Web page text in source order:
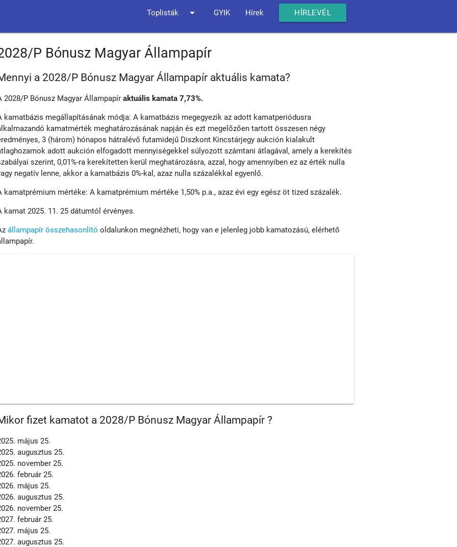
Toplisták arrow_drop_down GYIK Hírek HÍRLEVÉL
P Bónusz Magyar Állampapír
a 2028/P Bónusz Magyar Állampapír aktuális kamata?
2028/P Bónusz Magyar Állampapíraktuális kamata 7,73%.
kamatbázis megállapításának módja: A kamatbázis megegyezik az adott kamatperiódusra
kamatmérték meghatározásának napján és ezt megelőzően tartott összesen négy
3 (három) hónapos hátralévő futamidejű Diszkont Kincstárjegy aukción kialakult
adott aukción elfogadott mennyiségekkel súlyozott számtani átlagával, amely a kerekítés
szerint, 0,01%-ra kerekítetten kerül meghatározásra, azzal, hogy amennyiben ez az érték nulla
negatív lenne, akkor a kamatbázis 0%-kal, azaz nulla százalékkal egyenlő.
kamatprémium mértéke: A kamatprémium mértéke 1,50% p.a., azaz évi egy egész öt tized százalék.
kamat 2025. 11. 25 dátumtól érvényes.
állampapír összehasonlító oldalunkon megnézheti, hogy van e jelenleg jobb kamatozású, elérhető
fizet kamatot a 2028/P Bónusz Magyar Állampapír ?
május 25.
augusztus 25.
november 25.
február 25.
május 25.
augusztus 25.
november 25.
február 25.
május 25.
augusztus 25.